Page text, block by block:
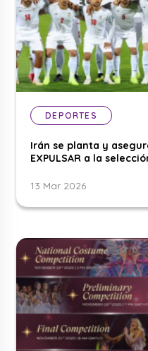
DEPORTES
Irán se planta y
EXPULSAR a la
13 Mar 2026